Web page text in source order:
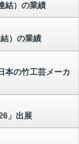
結）の業績
）の業績
の竹工芸メーカ
」出展